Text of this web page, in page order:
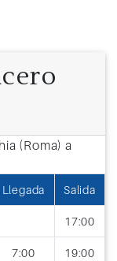
Llegada Salida
17:00
7:00 19:00